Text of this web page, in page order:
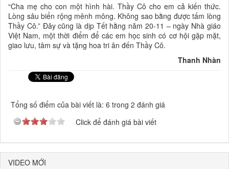
“Cha mẹ cho con một hình hài. Thầy Cô cho em cả kiến thức.
Lòng sâu biển rộng mênh mông. Không sao bằng được tấm lòng
Thầy Cô.” Đây cũng là dịp Tết hằng năm 20-11 – ngày Nhà giáo
Việt Nam, một thời điểm để các em học sinh có cơ hội gặp mặt,
giao lưu, tâm sự và tặng hoa tri ân đến Thầy Cô.
Thanh Nhàn
Tổng số điểm của bài viết là: 6 trong 2 đánh giá
Click để đánh giá bài viết
VIDEO MỚI